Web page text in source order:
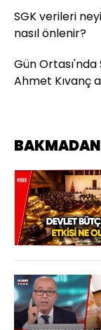
SGK verileri
nasıl önlenir?
Gün
Ahmet Kıvanç
BAKMADAN